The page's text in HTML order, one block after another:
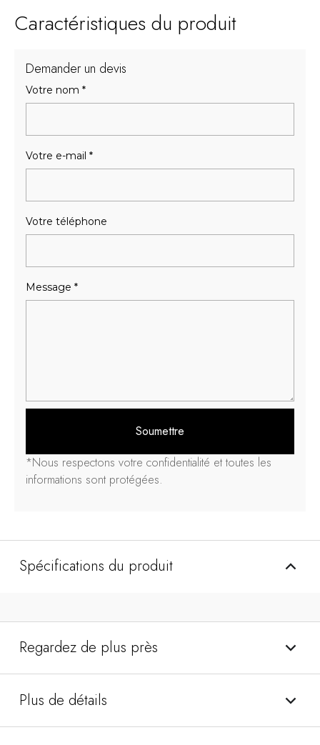
Caractéristiques du produit
Demander un devis
Votre nom *
Votre e-mail *
Votre téléphone
Message *
Soumettre
*Nous respectons votre confidentialité et toutes les
informations sont protégées.
Spécifications du produit
Regardez de plus près
Plus de détails